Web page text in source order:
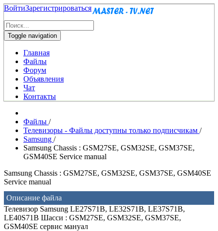
ВойтиЗарегистрироваться
Toggle navigation
Главная
Файлы
Форум
Объявления
Чат
Контакты
Файлы /
Телевизоры - Файлы доступны только подписчикам /
Samsung /
Samsung Chassis : GSM27SE, GSM32SE, GSM37SE,
GSM40SE Service manual
Samsung Chassis : GSM27SE, GSM32SE, GSM37SE, GSM40SE
Service manual
Описание файла
Телевизор Samsung LE27S71B, LE32S71B, LE37S71B,
LE40S71B Шасси : GSM27SE, GSM32SE, GSM37SE,
GSM40SE сервис мануал